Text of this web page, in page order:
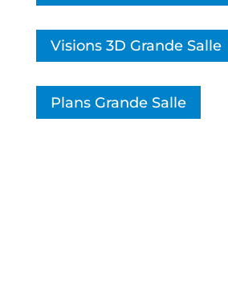
Visions 3D Grande Salle
Plans Grande Salle